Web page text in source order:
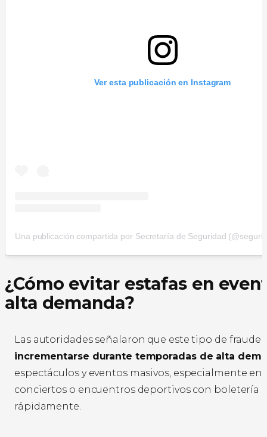
Ver esta publicación en Instagram
Una publicación compartida por Secretaría de Seguridad
¿Cómo evitar estafas en
alta demanda?
Las autoridades señalaron que este tipo de fraude
incrementarse durante temporadas de alta
espectáculos y eventos masivos, especialmente en
conciertos o encuentros deportivos con boletería
rápidamente.